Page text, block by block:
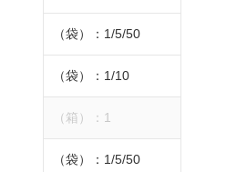
（袋）：1/5/50
（袋）：1/10
（箱）：1
（袋）：1/5/50